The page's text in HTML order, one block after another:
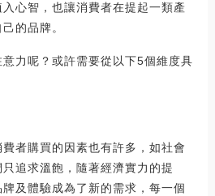
心智，也讓消費者在提起一類產
的品牌。
力呢？或許需要從以下5個維度具
者購買的因素也有許多，如社會
追求溫飽，隨著經濟實力的提
及體驗成為了新的需求，每一個